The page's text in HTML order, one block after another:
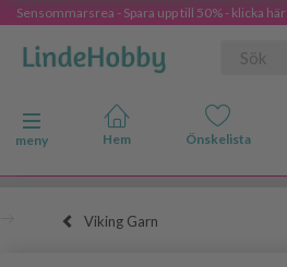
Sensommarsrea - Spara upp till 50% - klicka här
Ändra navigering
meny
Viking Garn